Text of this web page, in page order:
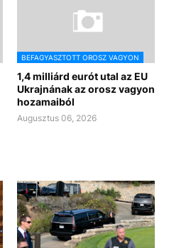
BEFAGYASZTOTT OROSZ VAGYON
1,4 milliárd eurót utal az EU
Ukrajnának az orosz vagyon
hozamaiból
Augusztus 06, 2026